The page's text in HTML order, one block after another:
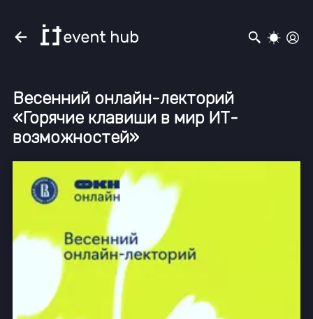
Весенний онлайн-лекторий
«Горячие клавиши в мир ИТ-
возможностей»